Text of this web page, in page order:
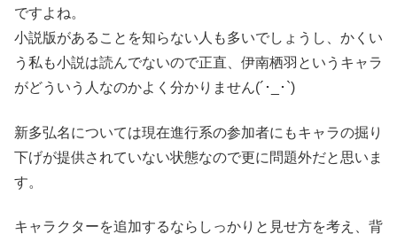
ですよね。
小説版があることを知らない人も多いでしょうし、かくい
う私も小説は読んでないので正直、 伊南栖羽 というキャラ
がどういう人なのかよく分かりません(´･_･`)
新多弘名については現在進行系の参加者にもキャラの掘り
下げが提供されていない状態なので更に問題外だと思いま
す。
キャラクターを追加するならしっかりと見せ方を考え、背